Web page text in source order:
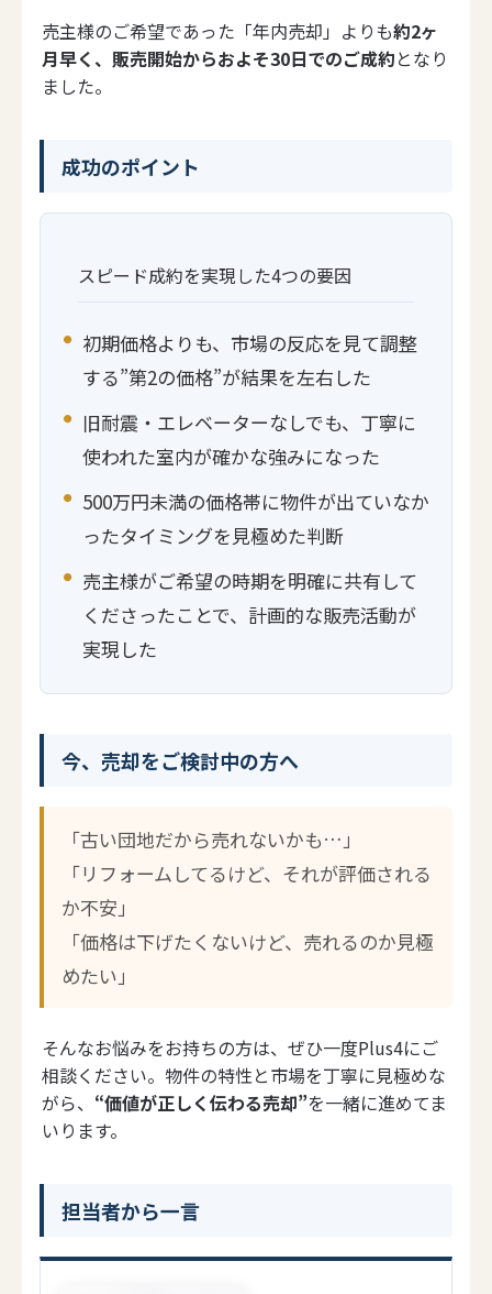
売主様のご希望であった「年内売却」よりも約2ヶ
月早く、販売開始からおよそ30日でのご成約となり
ました。
成功のポイント
スピード成約を実現した4つの要因
初期価格よりも、市場の反応を見て調整
する”第2の価格”が結果を左右した
旧耐震・エレベーターなしでも、丁寧に
使われた室内が確かな強みになった
500万円未満の価格帯に物件が出ていなか
ったタイミングを見極めた判断
売主様がご希望の時期を明確に共有して
くださったことで、計画的な販売活動が
実現した
今、売却をご検討中の方へ
「古い団地だから売れないかも…」
「リフォームしてるけど、それが評価される
か不安」
「価格は下げたくないけど、売れるのか見極
めたい」
そんなお悩みをお持ちの方は、ぜひ一度Plus4にご
相談ください。物件の特性と市場を丁寧に見極めな
がら、 “価値が正しく伝わる売却”を一緒に進めてま
いります。
担当者から一言